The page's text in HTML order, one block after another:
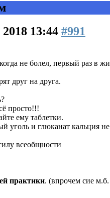
13:44 #991
не болел, первый раз в
друг на друга.
просто!!!
ему таблетки.
уголь и глюканат кальция
всеобщности
практики. (впрочем сие